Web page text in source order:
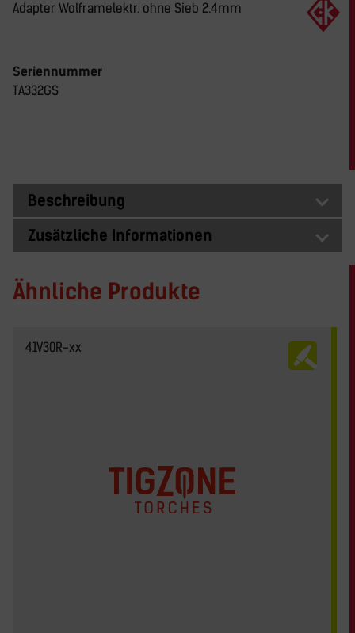
Adapter Wolframelektr. ohne Sieb 2.4mm
Seriennummer
TA332GS
Beschreibung
Zusätzliche Informationen
Ähnliche Produkte
41V30R-xx